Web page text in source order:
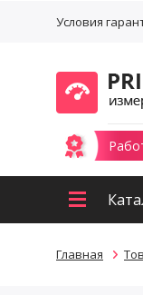
Условия
Главная